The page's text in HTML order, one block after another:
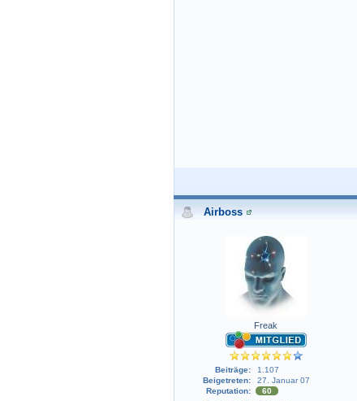
Airboss
Freak
Beiträge:
1.107
Beigetreten:
27. Januar 07
Reputation:
60